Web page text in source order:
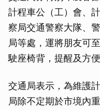
計程車公（工）會、
察局交通警察大隊、
局等處，運將朋友可
駛座椅背，提醒及方便
交通局表示，為維護
局除不定期於市境內